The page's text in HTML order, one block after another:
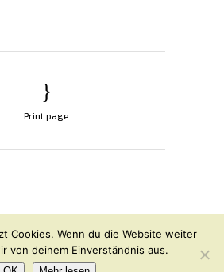
Print page
Impressum / Datenschutz
Cookies. Wenn du die Website weiter
von deinem Einverständnis aus.